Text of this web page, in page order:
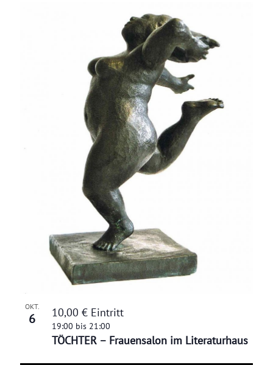
OKT.
6
TÖCHTER – Frauensalon im Literaturhaus
19:00 bis 21:00
10,00 € Eintritt